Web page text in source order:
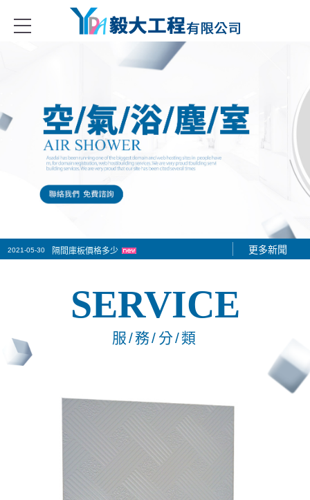
冷凍冷藏庫、金屬庫板隔間、無塵無菌室隔間系列、庫板門、冷
2021-06-01 隔間庫板價格多少
更多新聞
SERVICE
服/務/分/類